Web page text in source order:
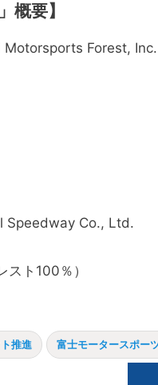
概要】
Motorsports Forest, Inc.
Speedway Co., Ltd.
ト100％）
推進 富士モータースポー